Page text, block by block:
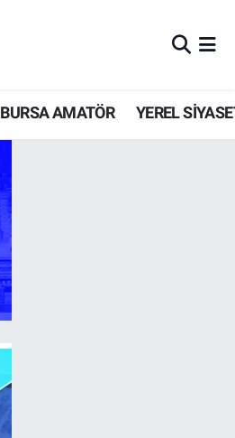
BURSA AMATÖR YEREL